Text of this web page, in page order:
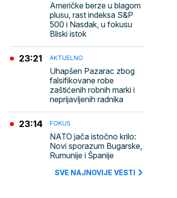
Američke berze u blagom
plusu, rast indeksa S&P
500 i Nasdak, u fokusu
Bliski istok
AKTUELNO
Uhapšen Pazarac zbog
falsifikovane robe
zaštićenih robnih marki i
neprijavljenih radnika
23:21
FOKUS
NATO jača istočno krilo:
Novi sporazum Bugarske,
Rumunije i Španije
23:14
SVE NAJNOVIJE VESTI